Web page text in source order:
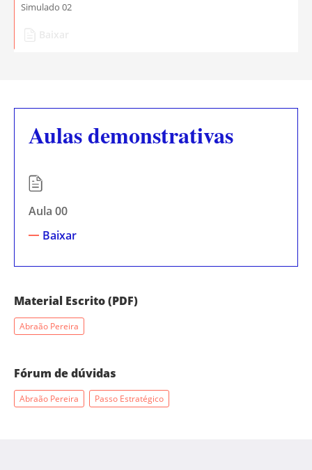
Simulado 02
Aulas demonstrativas
Aula 00
Baixar
Material Escrito (PDF)
Abraão Pereira
Fórum de dúvidas
Abraão Pereira Passo Estratégico